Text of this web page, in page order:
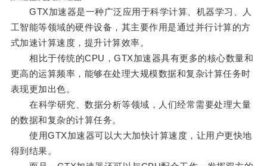
GTX加速器是一种广泛应用于科学计算、机器学习、人
工智能等领域的硬件设备，其主要作用是通过并行计算的方
式加速计算速度，提升计算效率。
相比于传统的CPU，GTX加速器具有更多的核心数量和
更高的运算频率，能够在处理大规模数据和复杂计算任务时
表现更加出色。
在科学研究、数据分析等领域，人们经常需要处理大量
的数据和复杂的计算任务。
使用GTX加速器可以大大加快计算速度，让用户更快地
得到结果。